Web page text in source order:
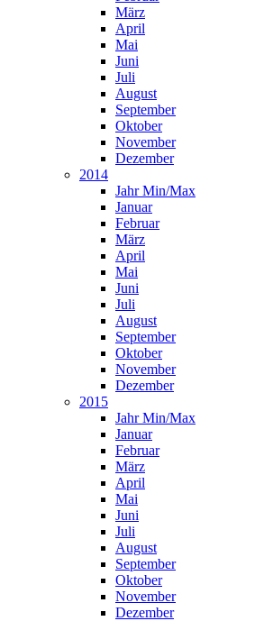
März
April
Mai
Juni
Juli
August
September
Oktober
November
Dezember
2014
Jahr Min/Max
Januar
Februar
März
April
Mai
Juni
Juli
August
September
Oktober
November
Dezember
2015
Jahr Min/Max
Januar
Februar
März
April
Mai
Juni
Juli
August
September
Oktober
November
Dezember